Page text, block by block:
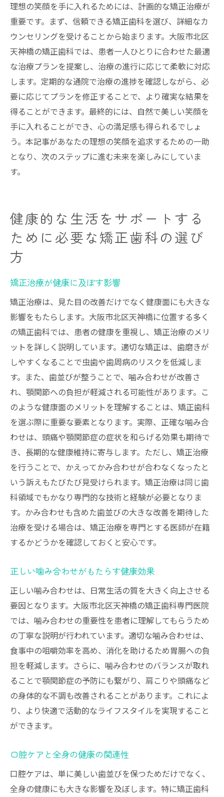
理想の笑顔を手に入れるためには、計画的な矯正治療が
重要です。まず、信頼できる矯正歯科を選び、詳細なカ
ウンセリングを受けることから始まります。大阪市北区
天神橋の矯正歯科では、患者一人ひとりに合わせた最適
な治療プランを提案し、治療の進行に応じて柔軟に対応
します。定期的な通院で治療の進捗を確認しながら、必
要に応じてプランを修正することで、より確実な結果を
得ることができます。最終的には、自然で美しい笑顔を
手に入れることができ、心の満足感も得られるでしょ
う。本記事があなたの理想の笑顔を追求するための一助
となり、次のステップに進む未来を楽しみにしていま
す。
健康的な生活をサポートする
ために必要な矯正歯科の選び
方
矯正治療が健康に及ぼす影響
矯正治療は、見た目の改善だけでなく健康面にも大きな
影響をもたらします。大阪市北区天神橋に位置する多く
の矯正歯科では、患者の健康を重視し、矯正治療のメリ
ットを詳しく説明しています。適切な矯正は、歯磨きが
しやすくなることで虫歯や歯周病のリスクを低減しま
す。また、歯並びが整うことで、噛み合わせが改善さ
れ、顎関節への負担が軽減される可能性があります。こ
のような健康面のメリットを理解することは、矯正歯科
を選ぶ際に重要な要素となります。実際、正確な噛み合
わせは、頭痛や顎関節症の症状を和らげる効果も期待で
き、長期的な健康維持に寄与します。ただし、矯正治療
を行うことで、かえってかみ合わせが合わなくなったと
いう訴えもたびたび見受けられます。矯正治療は同じ歯
科領域でもかなり専門的な技術と経験が必要となりま
す。かみ合わせも含めた歯並びの大きな改善を期待した
治療を受ける場合は、矯正治療を専門とする医師が在籍
するかどうかを確認しておくと安心です。
正しい噛み合わせがもたらす健康効果
正しい噛み合わせは、日常生活の質を大きく向上させる
要因となります。大阪市北区天神橋の矯正歯科専門医院
では、噛み合わせの重要性を患者に理解してもらうため
の丁寧な説明が行われています。適切な噛み合わせは、
食事中の咀嚼効率を高め、消化を助けるため胃腸への負
担を軽減します。さらに、噛み合わせのバランスが取れ
ることで顎関節症の予防にも繋がり、肩こりや頭痛など
の身体的な不調も改善されることがあります。これによ
り、より快適で活動的なライフスタイルを実現すること
ができます。
口腔ケアと全身の健康の関連性
口腔ケアは、単に美しい歯並びを保つためだけでなく、
全身の健康にも大きな影響を及ぼします。特に矯正歯科